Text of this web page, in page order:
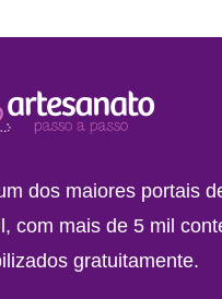
dos maiores portais
com mais de 5 mil
gratuitamente.